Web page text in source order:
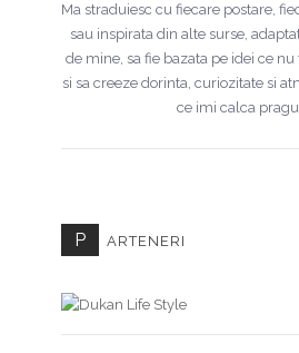
Ma straduiesc cu fiecare postare,
sau inspirata din alte surse,
de mine, sa fie bazata pe idei ce
si sa creeze dorinta, curiozitate si
ce imi calca
P ARTENERI